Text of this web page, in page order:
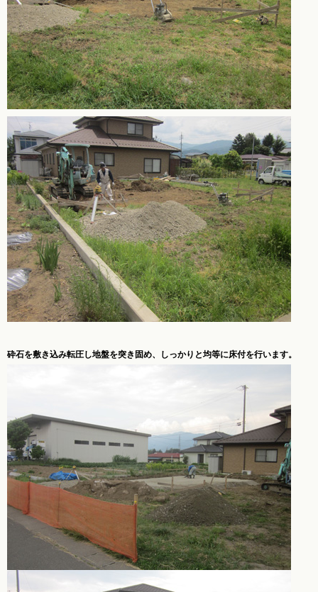
砕石を敷き込み転圧し地盤を突き固め、 しっかりと均等に床付を行います。